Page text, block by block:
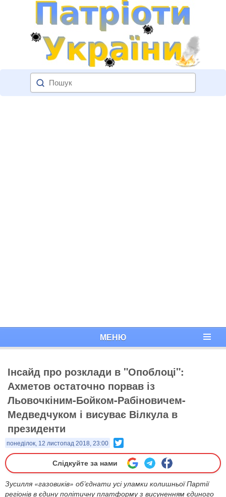
МЕНЮ
Інсайд про розклади в "Опоблоці":
Ахметов остаточно порвав із
Льовочкіним-Бойком-Рабіновичем-
Медведчуком і висуває Вілкула в
президенти
понеділок, 12 листопад 2018, 23:00
Слідкуйте за нами
Зусилля «газовиків» об’єднати усі уламки колишньої Партії
регіонів в єдину політичну платформу з висуненням єдиного